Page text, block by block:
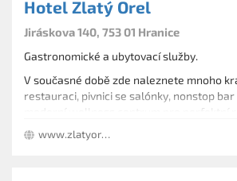
Hotel Zlatý Orel
Jiráskova 140, 753 01 Hranice
Gastronomické a ubytovací služby.
V současné době zde naleznete mnoho
restauraci, pivnici se salónky, nonstop
moderní wellness centrum pro perfektní
www.zlatyorel.cz